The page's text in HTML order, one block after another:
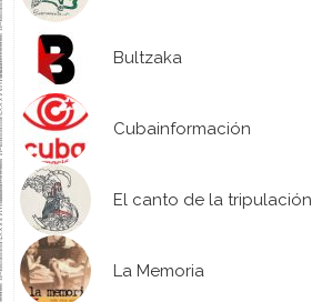
Bultzaka
Cubainformación
El canto de la tripulación
La Memoria